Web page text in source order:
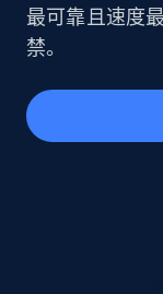
最可靠且速度
禁。